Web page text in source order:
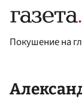
Покушение на